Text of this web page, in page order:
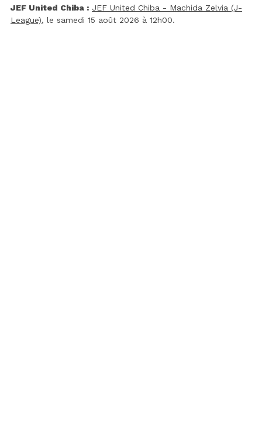
JEF United Chiba : JEF United Chiba - Machida Zelvia (J-
League), le samedi 15 août 2026 à 12h00.